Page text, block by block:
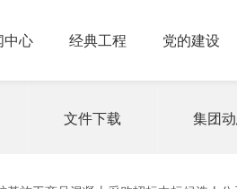
中心 经典工程 党的建设
文件下载 集团